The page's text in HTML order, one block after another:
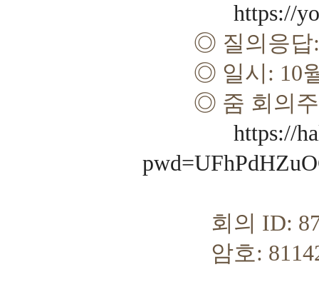
https://
◎ 질의응답
◎ 일시 : 10
◎ 줌 회의
https://
회의 ID:
암호: